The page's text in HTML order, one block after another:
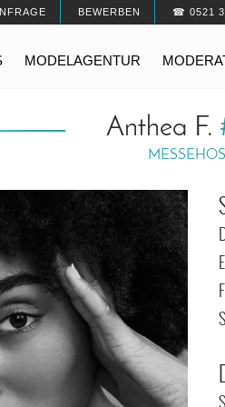
BEWERBEN ☎ 0521
MODELAGENTUR
Anthea F.